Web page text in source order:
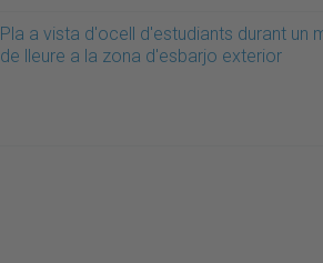
Pla a vista d'ocell d'estudiants durant un
de lleure a la zona d'esbarjo exterior